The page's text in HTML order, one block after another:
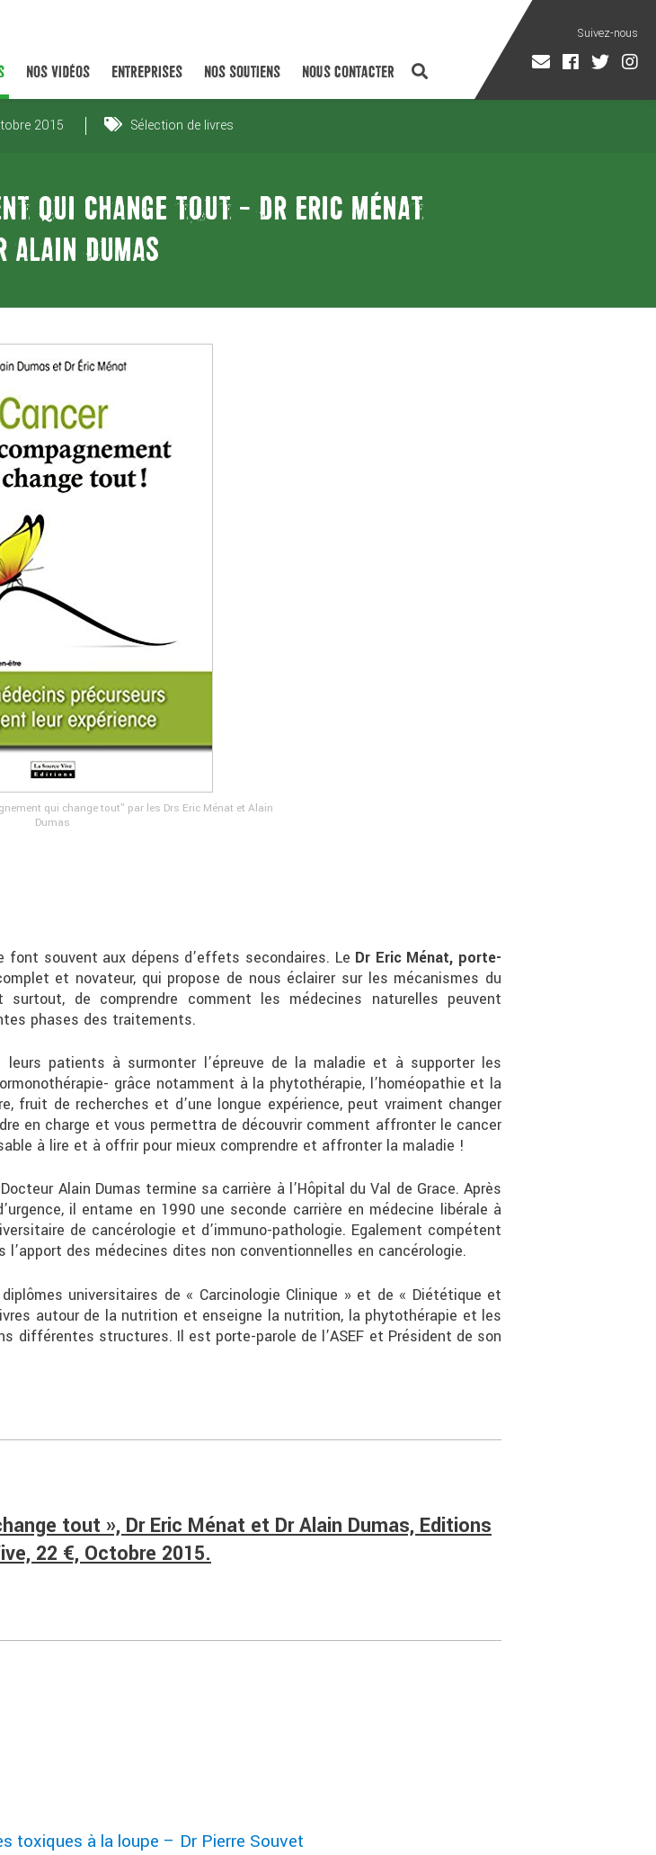
NOS VIDÉOS ENTREPRISES NOS SOUTIENS NOUS CONTACTER
2015 Sélection de livres
QUI CHANGE TOUT - DR ERIC MÉNAT
ALAIN DUMAS
qui change tout" par les Drs Eric Ménat et Alain
Dumas
souvent aux dépens d’effets secondaires. Le Dr Eric Ménat, porte-
et novateur, qui propose de nous éclairer sur les mécanismes du
de comprendre comment les médecines naturelles peuvent
phases des traitements.
patients à surmonter l’épreuve de la maladie et à supporter les
grâce notamment à la phytothérapie, l’homéopathie et la
fruit de recherches et d’une longue expérience, peut vraiment changer
en charge et vous permettra de découvrir comment affronter le cancer
à lire et à offrir pour mieux comprendre et affronter la maladie !
Alain Dumas termine sa carrière à l’Hôpital du Val de Grace. Après
il entame en 1990 une seconde carrière en médecine libérale à
de cancérologie et d’immuno-pathologie. Egalement compétent
des médecines dites non conventionnelles en cancérologie.
universitaires de « Carcinologie Clinique » et de « Diététique et
autour de la nutrition et enseigne la nutrition, la phytothérapie et les
différentes structures. Il est porte-parole de l’ASEF et Président de son
tout », Dr Eric Ménat et Dr Alain Dumas, Editions
22 €, Octobre 2015.
toxiques à la loupe – Dr Pierre Souvet